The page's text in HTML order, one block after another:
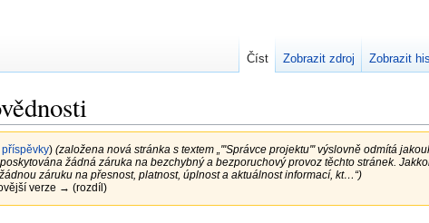
příspěvky) (založena nová stránka s textem „'''Správce projektu''' výslovně odmítá
žádná záruka na bezchybný a bezporuchový provoz těchto stránek.
záruku na přesnost, platnost, úplnost a aktuálnost informací, kt…“)
verze → (rozdíl)
Číst Zobrazit zdroj Zobrazit